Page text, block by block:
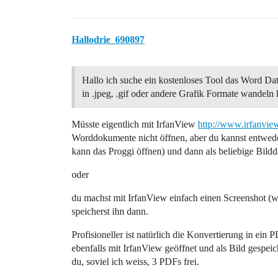
Hallodrie_690897
Hallo ich suche ein kostenloses Tool das Word
in .jpeg, .gif oder andere Grafik Formate wandeln
Müsste eigentlich mit IrfanView http://
Worddokumente nicht öffnen, aber du kannst
kann das Proggi öffnen) und dann als beliebige
oder
du machst mit IrfanView einfach einen Screenshot
speicherst ihn dann.
Profisioneller ist natürlich die Konvertierung in ein
ebenfalls mit IrfanView geöffnet und als Bild
du, soviel ich weiss, 3 PDFs frei.